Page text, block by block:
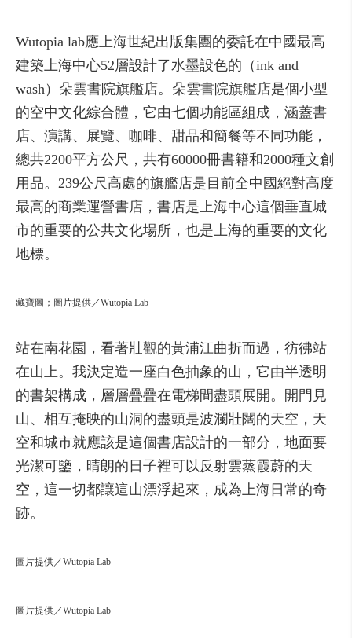
Wutopia lab應上海世紀出版集團 的委託在中國最高
建築上海中心52層設計了水墨設色的（ink and
wash） 朵雲書院旗艦店。 朵雲書院旗艦店是個小型
的空中文化綜合體， 它由七個功能 區組成， 涵蓋書
店、 演講、 展覽、 咖啡、 甜品和簡餐等不同 功能，
總共2200平方公尺， 共有60000冊書籍和2000種文創
用品。 239公尺 高處的旗艦店是 目前全中國絕對高度
最高的商業運營書店， 書店是上海中心這個垂直城
市的重要的公共文化場所， 也是上海的重要的文化
地標。
藏寶圖；圖片提供／Wutopia Lab
站在南花園， 看著壯觀的黃浦江曲折而過， 彷彿站
在山上。 我決定造一座白色抽象的山， 它由半透明
的書架構成， 層層疊疊在電梯間盡頭展開。 開門 見
山、 相互掩映的山洞 的盡頭是波瀾壯闊的天空， 天
空和城市就應該是這個書店設計的一部分， 地面要
光潔可鑒， 晴朗 的日子裡可以反射雲蒸霞蔚的天
空， 這一切都讓這山漂浮起來， 成為上海 日常的奇
跡。
圖片提供／Wutopia Lab
圖片提供／Wutopia Lab